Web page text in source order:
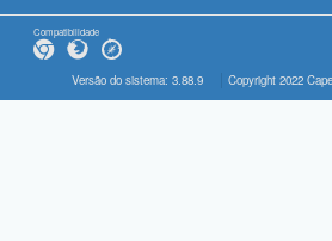
Compatibilidade
Versão do sistema: 3.88.9 Copyright 2022